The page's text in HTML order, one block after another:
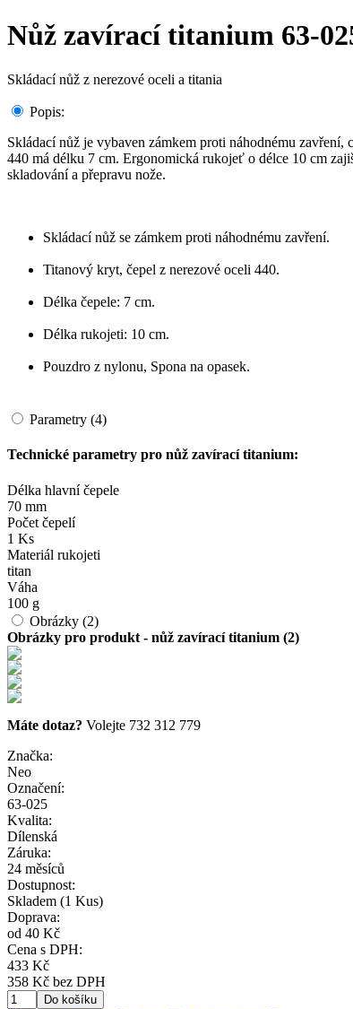
Nůž zavírací titanium 63-
Skládací nůž z nerezové oceli a titania
Popis:
Skládací nůž je vybaven zámkem proti náhodnému
440 má délku 7 cm. Ergonomická rukojeť o délce 10 cm
skladování a přepravu nože.
Skládací nůž se zámkem proti náhodnému zavření.
Titanový kryt, čepel z nerezové oceli 440.
Délka čepele: 7 cm.
Délka rukojeti: 10 cm.
Pouzdro z nylonu, Spona na opasek.
Parametry (4)
Technické parametry pro nůž zavírací titanium:
Délka hlavní čepele
70 mm
Počet čepelí
1 Ks
Materiál rukojeti
titan
Váha
100 g
Obrázky (2)
Obrázky pro produkt - nůž zavírací titanium (2)
Máte dotaz? Volejte 732 312 779
Značka:
Neo
Označení:
63-025
Kvalita:
Dílenská
Záruka:
24 měsíců
Dostupnost:
Skladem (1 Kus)
Doprava:
od 40 Kč
Cena s DPH:
433 Kč
358 Kč bez DPH